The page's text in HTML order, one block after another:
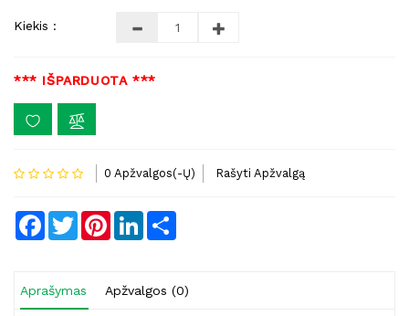
Kiekis :
*** IŠPARDUOTA ***
0 Apžvalgos(-Ų) Rašyti Apžvalgą
Facebook
TwitterPinterestLinkedIn
Aprašymas Apžvalgos (0)